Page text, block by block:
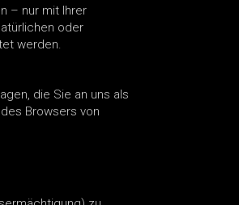
– nur mit Ihrer
oder
werden.
die Sie an uns als
Browsers von